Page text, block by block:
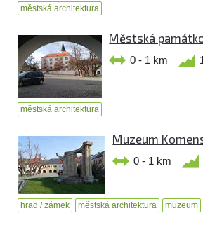
městská architektura
Městská
0 - 1 km
městská architektura
Muzeum
0 - 1 km
hrad / zámek městská architektura muzeum